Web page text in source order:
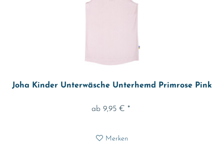
Joha Kinder Unterwäsche Unterhemd Primrose Pink
ab 9,95 € *
Merken